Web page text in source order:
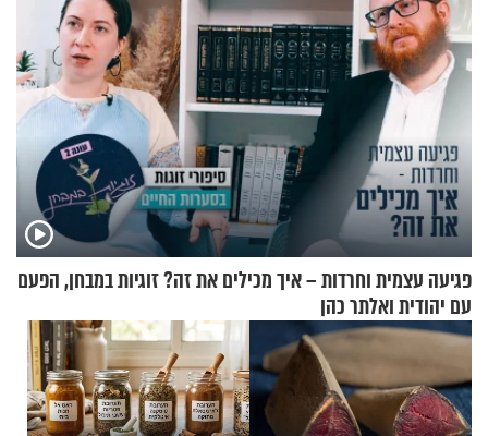
פגיעה עצמית וחרדות – איך מכילים את זה? זוגיות במבחן, הפעם
עם יהודית ואלתר כהן